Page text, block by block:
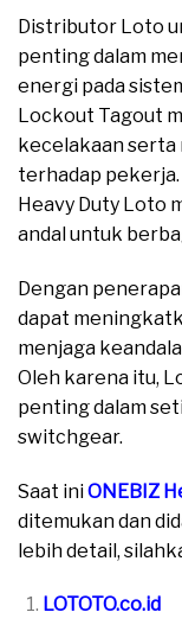
Distributor Loto
penting dalam
energi pada
Lockout Tagout
kecelakaan
terhadap pekerja.
Heavy Duty Loto
andal untuk
Dengan
dapat
menjaga
Oleh karena itu,
penting dalam
switchgear.
Saat iniONEBIZ
ditemukan dan
lebih detail,
LOTOTO.co.id